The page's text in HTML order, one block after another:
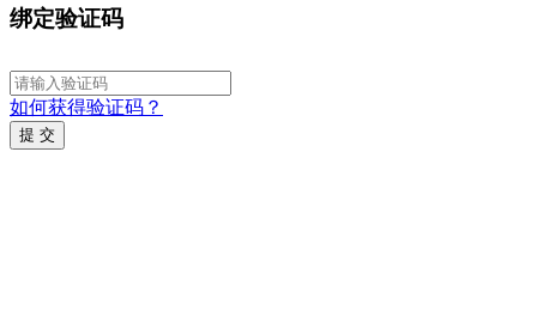
绑定验证码
如何获得验证码？
提 交